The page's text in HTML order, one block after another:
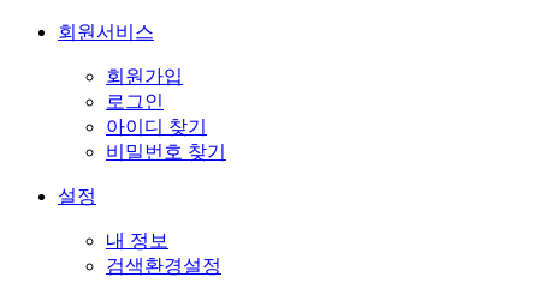
회원서비스
회원가입
로그인
아이디 찾기
비밀번호 찾기
설정
내 정보
검색환경설정